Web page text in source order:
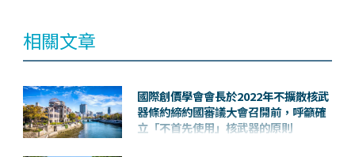
相關文章
國際創價學會會長於2022年不擴散核武
器條約締約國審議大會召開前，呼籲確
立「不首先使用」核武器的原則